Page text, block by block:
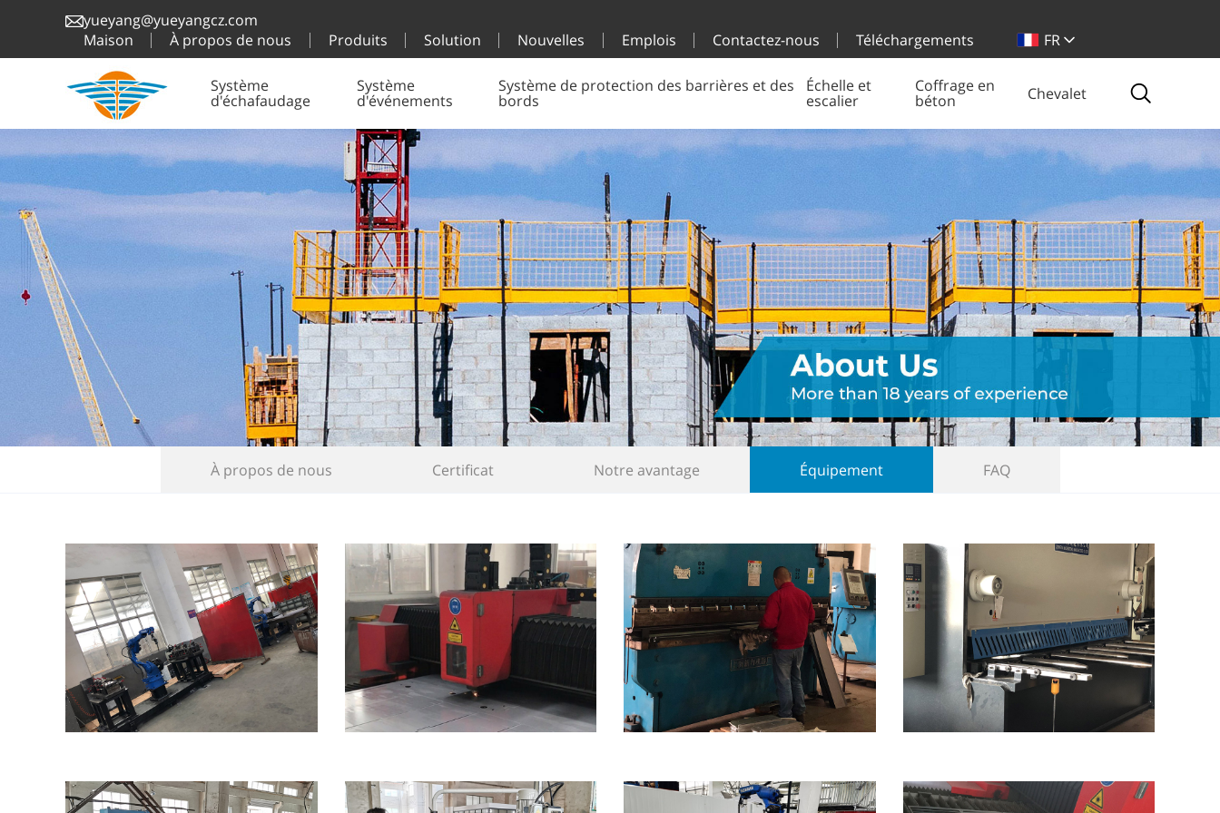
yueyang@yueyangcz.com
Maison
À propos de nous Produits Solution Nouvelles Emplois Contactez-nous Téléchargements FR
Système
d'échafaudage
Système
d'événements
Système de protection des barrières et des
bords
Échelle et
escalier
Coffrage en
béton Chevalet
À propos de nous Certificat Notre avantage Équipement FAQ